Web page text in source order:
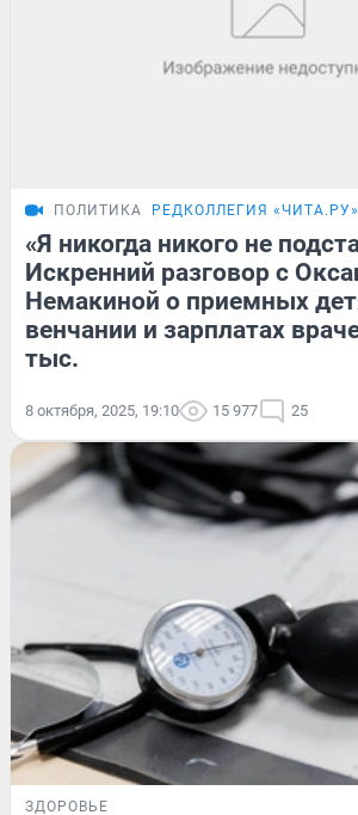
ПОЛИТИКА РЕДКОЛЛЕГИЯ «ЧИТА.РУ»
«Я никогда никого не
Искренний разговор с
Немакиной о приемных
венчании и зарплатах
тыс.
8 октября, 2025, 19:10 15 977 25
ЗДОРОВЬЕ